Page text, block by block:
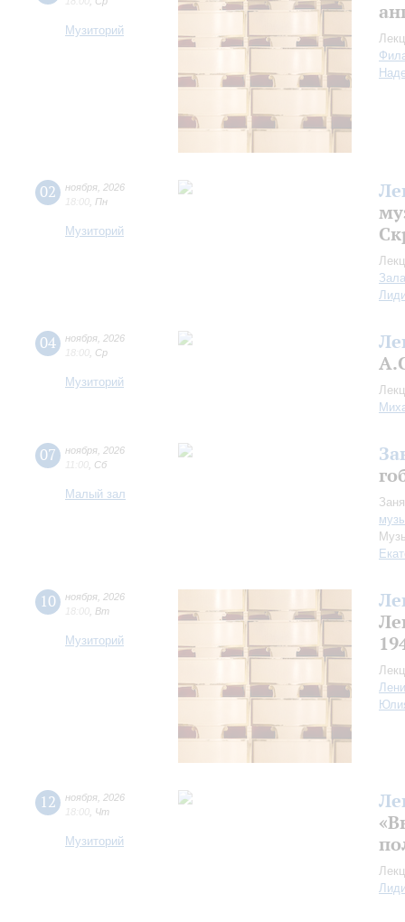
Музиторий
02 ноября 2026
18:00 Пн
Музиторий
04 ноября 2026
18:00 Ср
Музиторий
07 ноября 2026
11:00 Сб
Малый зал
10 ноября 2026
18:00 Вт
Музиторий
12 ноября 2026
18:00 Чт
Музиторий